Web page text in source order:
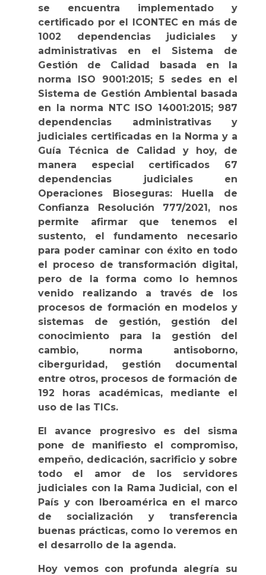
se encuentra implementado y
certificado por el ICONTEC en más de
1002 dependencias judiciales y
administrativas en el Sistema de
Gestión de Calidad basada en la
norma ISO 9001:2015; 5 sedes en el
Sistema de Gestión Ambiental basada
en la norma NTC ISO 14001:2015; 987
dependencias administrativas y
judiciales certificadas en la Norma y a
Guía Técnica de Calidad y hoy, de
manera especial certificados 67
dependencias judiciales en
Operaciones Bioseguras: Huella de
Confianza Resolución 777/2021, nos
permite afirmar que tenemos el
sustento, el fundamento necesario
para poder caminar con éxito en todo
el proceso de transformación digital,
pero de la forma como lo hemnos
venido realizando a través de los
procesos de formación en modelos y
sistemas de gestión, gestión del
conocimiento para la gestión del
cambio, norma antisoborno,
ciberguridad, gestión documental
entre otros, procesos de formación de
192 horas académicas, mediante el
uso de las TICs.
El avance progresivo es del sisma
pone de manifiesto el compromiso,
empeño, dedicación, sacrificio y sobre
todo el amor de los servidores
judiciales con la Rama Judicial, con el
País y con Iberoamérica en el marco
de socialización y transferencia
buenas prácticas, como lo veremos en
el desarrollo de la agenda.
Hoy vemos con profunda alegría su